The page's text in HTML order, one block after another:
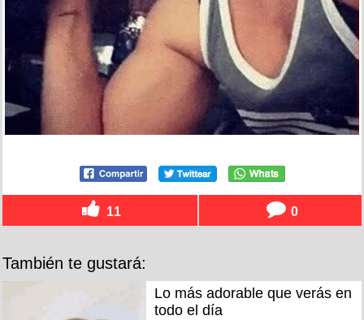
11 0
También te gustará:
Lo más adorable que verás en
todo el día